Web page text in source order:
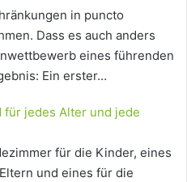
in puncto
Dass es auch anders
eines führenden
Ein erster…
für jedes Alter und jede
für die Kinder, eines
und eines für die